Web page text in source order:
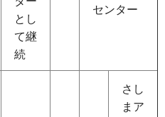
とし
て継
続
センター
さし
まア